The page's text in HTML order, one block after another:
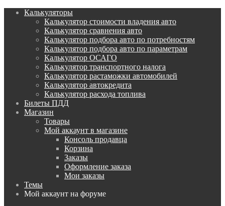
Калькуляторы
Калькулятор стоимости владения авто
Калькулятор сравнения авто
Калькулятор подбора авто по потребностям
Калькулятор подбора авто по параметрам
Калькулятор ОСАГО
Калькулятор транспортного налога
Калькулятор растаможки автомобилей
Калькулятор автокредита
Калькулятор расхода топлива
Билеты ПДД
Магазин
Товары
Мой аккаунт в магазине
Консоль продавца
Корзина
Заказы
Оформление заказа
Мои заказы
Темы
Мой аккаунт на форуме